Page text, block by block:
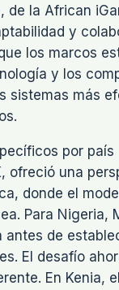
de la African
y
los marcos
y los
sistemas más
por país
ofreció una
donde el
Para
de
El desafío
En Kenia,